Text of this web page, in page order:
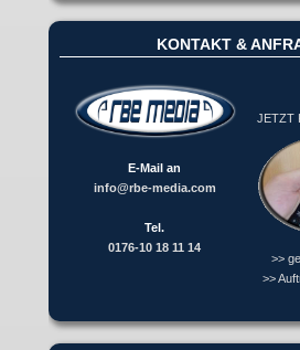
KONTAKT &
E-Mail an
info@rbe-media.com
Tel.
0176-10 18 11 14
JETZT
>>
>>